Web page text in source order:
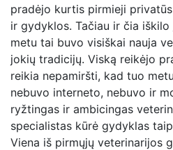
pradėjo kurtis pirmieji
ir gydyklos. Tačiau ir čia
metu tai buvo visiškai nauja
jokių tradicijų. Viską reikėjo
reikia nepamiršti, kad tuo
nebuvo interneto, nebuvo ir
ryžtingas ir ambicingas
specialistas kūrė gydyklas
Viena iš pirmųjų veterinarijos